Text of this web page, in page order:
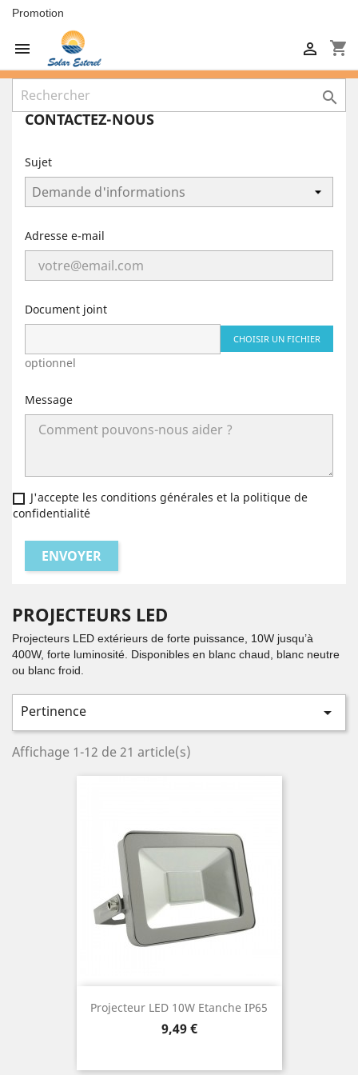
Promotion
 shopping_cart


CONTACTEZ-NOUS
Sujet
Adresse e-mail
Document joint
CHOISIR UN FICHIER
optionnel
Message
J'accepte les conditions générales et la politique de
confidentialité
PROJECTEURS LED
Projecteurs LED extérieurs de forte puissance, 10W jusqu’à
400W, forte luminosité. Disponibles en blanc chaud, blanc neutre
ou blanc froid.
Pertinence 
Affichage 1-12 de 21 article(s)
Projecteur LED 10W Etanche IP65
Prix
9,49 €